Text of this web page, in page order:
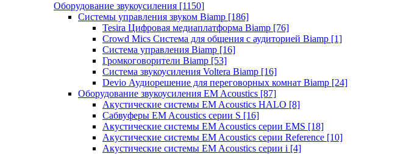
Оборудование звукоусиления [1150]
Системы управления звуком Biamp [186]
Tesira Цифровая медиаплатформа Biamp [76]
Crowd Mics Система для общения с аудиторией Biamp [1]
Система управления Biamp [16]
Громкоговорители Biamp [53]
Система звукоусиления Voltera Biamp [16]
Devio Аудиорешение для переговорных комнат Biamp [24]
Оборудование звукоусиления EM Acoustics [87]
Акустические системы EM Acoustics HALO [8]
Сабвуферы EM Acoustics серии S [16]
Акустические системы EM Acoustics серии EMS [18]
Акустические системы EM Acoustics серии Reference [10]
Акустические системы EM Acoustics серии i [4]